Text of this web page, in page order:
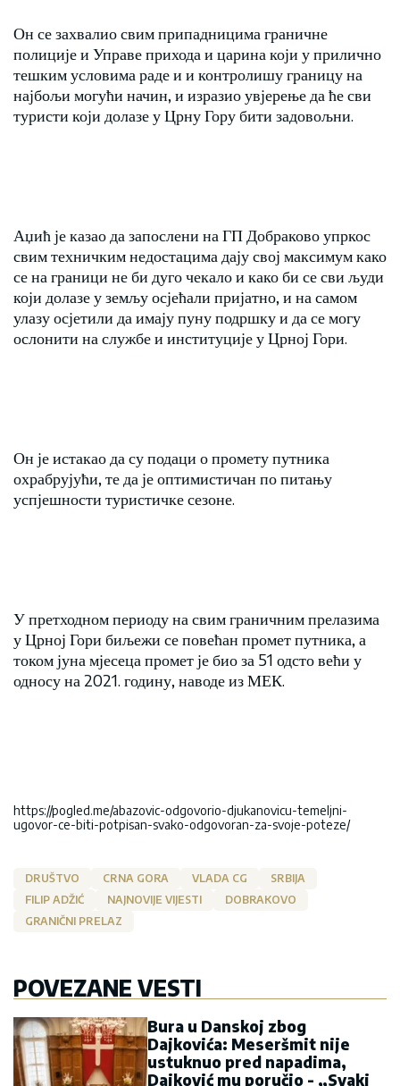
Он се захвалио свим припадницима граничне
полиције и Управе прихода и царина који у прилично
тешким условима раде и и контролишу границу на
најбољи могући начин, и изразио увјерење да ће сви
туристи који долазе у Црну Гору бити задовољни.
Аџић је казао да запослени на ГП Добраково упркос
свим техничким недостацима дају свој максимум како
се на граници не би дуго чекало и како би се сви људи
који долазе у земљу осјећали пријатно, и на самом
улазу осјетили да имају пуну подршку и да се могу
ослонити на службе и институције у Црној Гори.
Он је истакао да су подаци о промету путника
охрабрујући, те да је оптимистичан по питању
успјешности туристичке сезоне.
У претходном периоду на свим граничним прелазима
у Црној Гори биљежи се повећан промет путника, а
током јуна мјесеца промет је био за 51 одсто већи у
односу на 2021. годину, наводе из МЕК.
https://pogled.me/abazovic-odgovorio-djukanovicu-temeljni-
ugovor-ce-biti-potpisan-svako-odgovoran-za-svoje-poteze/
DRUŠTVO CRNA GORA VLADA CG
SRBIJA
FILIP ADŽIĆ
NAJNOVIJE VIJESTI
DOBRAKOVO
GRANIČNI PRELAZ
POVEZANE VESTI
Bura u Danskoj zbog
Dajkovića: Meseršmit nije
ustuknuo pred napadima,
Dajković mu poručio - „Svaki